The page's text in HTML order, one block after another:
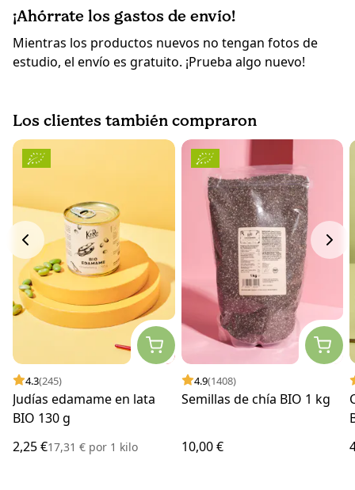
¡Ahórrate los gastos de envío!
Mientras los productos nuevos no tengan fotos de
estudio, el envío es gratuito. ¡Prueba algo nuevo!
Los clientes también compraron
4.3(245)
Judías edamame en lata
BIO 130 g
2,25 €17,31 € por 1 kilo
4.9(1408)
Semillas de chía BIO 1 kg
10,00 €